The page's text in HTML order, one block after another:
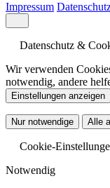
Impressum
Datenschutz &
Wir verwenden
notwendig, andere
Einstellungen anzeigen
Nur notwendige Alle
Cookie-
Notwendig